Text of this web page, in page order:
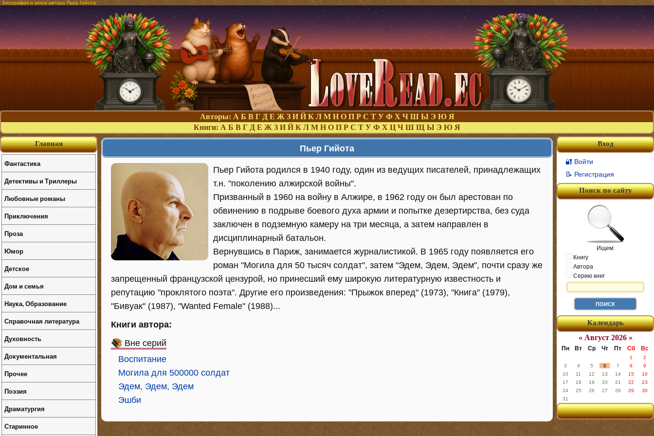
Биография и книги автора Пьер Гийота
Авторы: А Б В Г Д Е Ж З И Й К Л М Н О П Р С Т У Ф Х Ч Ш Ы Э Ю Я
Книги: А Б В Г Д Е Ж З И Й К Л М Н О П Р С Т У Ф Х Ц Ч Ш Щ Ы Э Ю Я
Пьер Гийота
Пьер Гийота родился в 1940 году, один из ведущих писателей, принадлежащих
т.н. "поколению алжирской войны".
Призванный в 1960 на войну в Алжире, в 1962 году он был арестован по
обвинению в подрыве боевого духа армии и попытке дезертирства, без суда
заключен в подземную камеру на три месяца, а затем направлен в
дисциплинарный батальон.
Вернувшись в Париж, занимается журналистикой. В 1965 году появляется его
роман "Могила для 50 тысяч солдат", затем "Эдем, Эдем, Эдем", почти сразу же
запрещенный французской цензурой, но принесший ему широкую литературную известность и
репутацию "проклятого поэта". Другие его произведения: "Прыжок вперед" (1973), "Книга" (1979),
"Бивуак" (1987), "Wanted Female" (1988)...
Книги автора:
Вне серий
Воспитание
Могила для 500000 солдат
Эдем, Эдем, Эдем
Эшби
Вход
🔐 Войти
📝 Регистрация
Поиск по сайту
Ищем:
Книгу
Автора
Серию книг
Календарь
« Август 2026 »
Пн Вт Ср Чт Пт Сб Вс
1
2
3
4 5 6 7 8
9
10
11 12 13 14 15
16
17
18 19 20 21 22
23
24
25 26 27 28 29
30
31
Главная
Фантастика
Детективы и Триллеры
Любовные романы
Приключения
Проза
Юмор
Детское
Дом и семья
Наука, Образование
Справочная литература
Духовность
Документальная
Прочее
Поэзия
Драматургия
Старинное